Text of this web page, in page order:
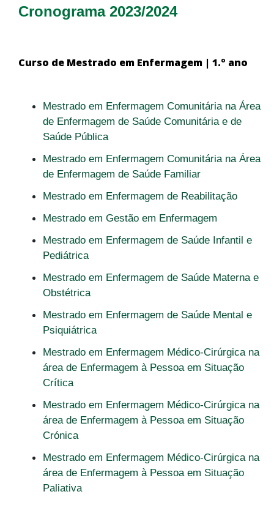
Cronograma 2023/2024
Curso de Mestrado em Enfermagem | 1.º ano
Mestrado em Enfermagem Comunitária na Área
de Enfermagem de Saúde Comunitária e de
Saúde Pública
Mestrado em Enfermagem Comunitária na Área
de Enfermagem de Saúde Familiar
Mestrado em Enfermagem de Reabilitação
Mestrado em Gestão em Enfermagem
Mestrado em Enfermagem de Saúde Infantil e
Pediátrica
Mestrado em Enfermagem de Saúde Materna e
Obstétrica
Mestrado em Enfermagem de Saúde Mental e
Psiquiátrica
Mestrado em Enfermagem Médico-Cirúrgica na
área de Enfermagem à Pessoa em Situação
Crítica
Mestrado em Enfermagem Médico-Cirúrgica na
área de Enfermagem à Pessoa em Situação
Crónica
Mestrado em Enfermagem Médico-Cirúrgica na
área de Enfermagem à Pessoa em Situação
Paliativa